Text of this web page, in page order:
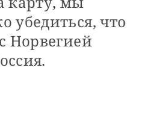
убедиться, что
Норвегией